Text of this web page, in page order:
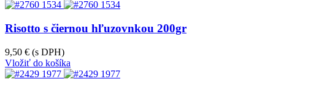
Risotto s čiernou hľuzovnkou 200gr
9,50 € (s DPH)
Vložiť do košíka